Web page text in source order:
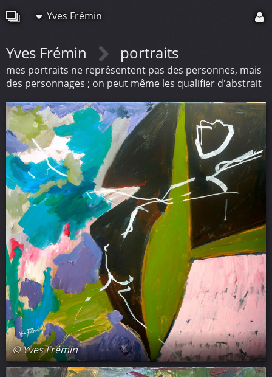
Yves Frémin
Yves Frémin portraits
mes portraits ne représentent pas des personnes, mais
des personnages ; on peut même les qualifier d'abstrait
© Yves Frémin